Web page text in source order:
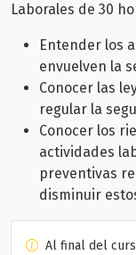
Laborales de 30
Entender los
envuelven la
Conocer las
regular la
Conocer los
actividades
preventivas
disminuir
Al final del